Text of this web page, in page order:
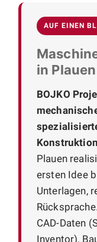
AUF EINEN
in Plauen
BOJKO
Plauen
ersten Idee
Unterlagen,
CAD-Daten
Inventor),